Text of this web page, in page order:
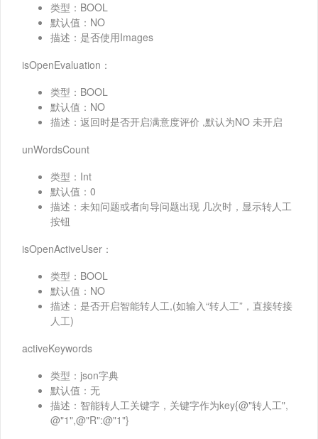
类型：BOOL
默认值：NO
描述：是否使用Images
isOpenEvaluation：
类型：BOOL
默认值：NO
描述：返回时是否开启满意度评价 ,默认为NO 未开启
unWordsCount
类型：Int
默认值：0
描述：未知问题或者向导问题出现 几次时，显示转人工
按钮
isOpenActiveUser：
类型：BOOL
默认值：NO
描述：是否开启智能转人工,(如输入“转人工”，直接转接
人工)
activeKeywords
类型：json字典
默认值：无
描述：智能转人工关键字，关键字作为key{@"转人工",
@"1",@"R":@"1"}